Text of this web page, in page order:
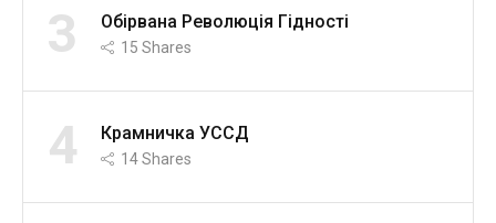
3 Обірвана Революція Гідності
15 Shares
4 Крамничка УССД
14Shares